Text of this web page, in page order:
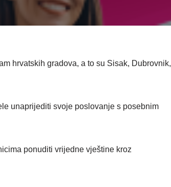
hrvatskih gradova, a to su Sisak, Dubrovnik,
unaprijediti svoje poslovanje s posebnim
ponuditi vrijedne vještine kroz